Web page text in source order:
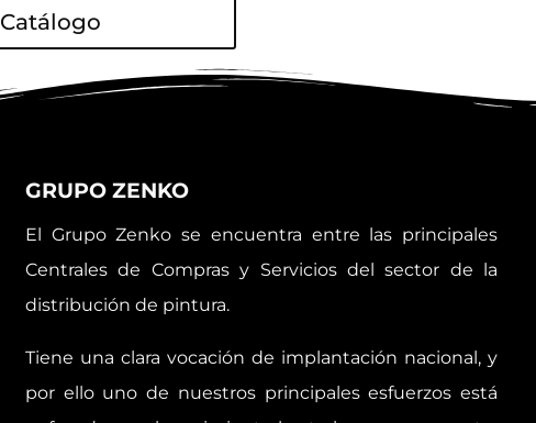
Catálogo
GRUPO ZENKO
El Grupo Zenko se encuentra entre las principales
Centrales de Compras y Servicios del sector de la
distribución de pintura.
Tiene una clara vocación de implantación nacional, y
por ello uno de nuestros principales esfuerzos está